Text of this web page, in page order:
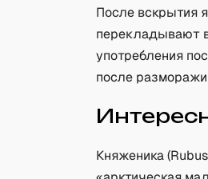
После вскрытия
перекладывают
употребления
после
Княженика